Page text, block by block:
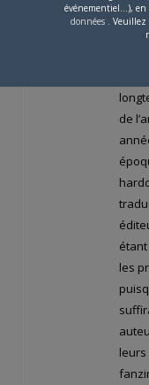
de
les
leurs
événementiel...), en
données . Veuillez